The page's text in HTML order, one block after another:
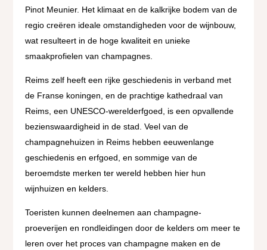
Pinot Meunier. Het klimaat en de kalkrijke bodem van de
regio creëren ideale omstandigheden voor de wijnbouw,
wat resulteert in de hoge kwaliteit en unieke
smaakprofielen van champagnes.
Reims zelf heeft een rijke geschiedenis in verband met
de Franse koningen, en de prachtige kathedraal van
Reims, een UNESCO-werelderfgoed, is een opvallende
bezienswaardigheid in de stad. Veel van de
champagnehuizen in Reims hebben eeuwenlange
geschiedenis en erfgoed, en sommige van de
beroemdste merken ter wereld hebben hier hun
wijnhuizen en kelders.
Toeristen kunnen deelnemen aan champagne-
proeverijen en rondleidingen door de kelders om meer te
leren over het proces van champagne maken en de